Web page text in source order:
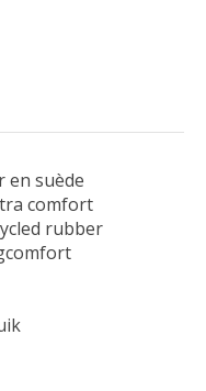
en suède
comfort
rubber